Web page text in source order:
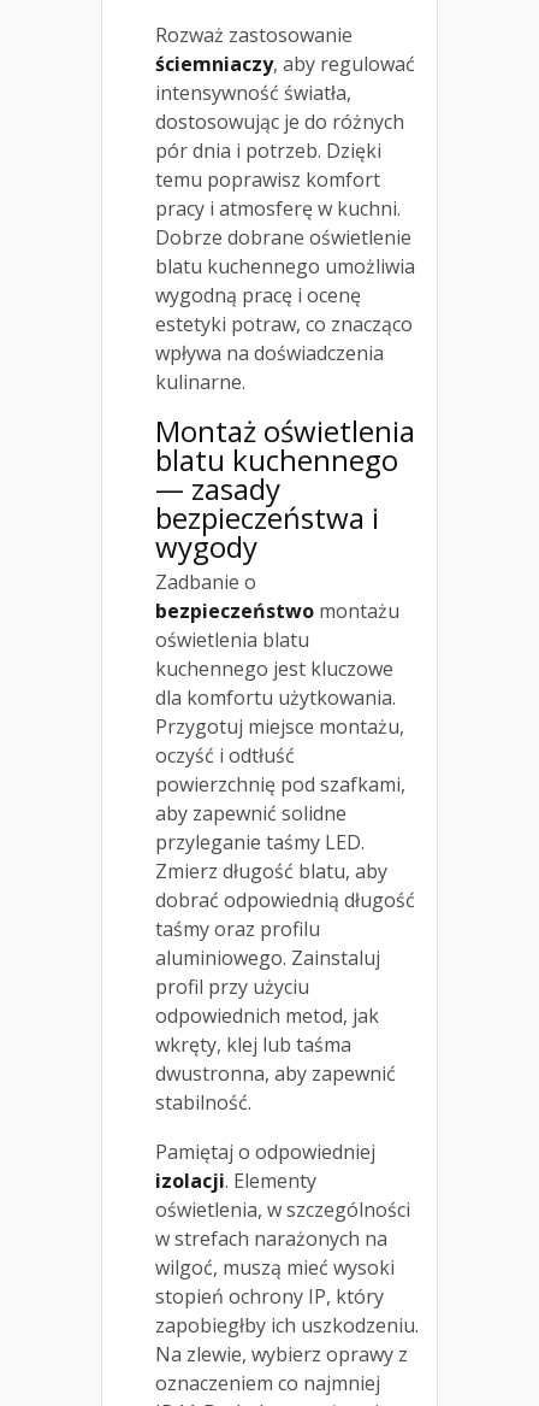
Rozważ zastosowanie
ściemniaczy, aby regulować
intensywność światła,
dostosowując je do różnych
pór dnia i potrzeb. Dzięki
temu poprawisz komfort
pracy i atmosferę w kuchni.
Dobrze dobrane oświetlenie
blatu kuchennego umożliwia
wygodną pracę i ocenę
estetyki potraw, co znacząco
wpływa na doświadczenia
kulinarne.
Montaż oświetlenia
blatu kuchennego
— zasady
bezpieczeństwa i
wygody
Zadbanie o
bezpieczeństwo montażu
oświetlenia blatu
kuchennego jest kluczowe
dla komfortu użytkowania.
Przygotuj miejsce montażu,
oczyść i odtłuść
powierzchnię pod szafkami,
aby zapewnić solidne
przyleganie taśmy LED.
Zmierz długość blatu, aby
dobrać odpowiednią długość
taśmy oraz profilu
aluminiowego. Zainstaluj
profil przy użyciu
odpowiednich metod, jak
wkręty, klej lub taśma
dwustronna, aby zapewnić
stabilność.
Pamiętaj o odpowiedniej
izolacji. Elementy
oświetlenia, w szczególności
w strefach narażonych na
wilgoć, muszą mieć wysoki
stopień ochrony IP, który
zapobiegłby ich uszkodzeniu.
Na zlewie, wybierz oprawy z
oznaczeniem co najmniej